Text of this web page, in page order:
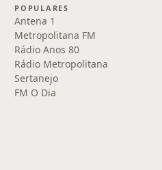
POPULARES
Antena 1
Metropolitana FM
Rádio Anos 80
Rádio Metropolitana
Sertanejo
FM O Dia